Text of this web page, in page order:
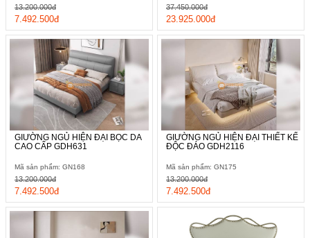
7.492.500đ
13.200.000đ
23.925.000đ
37.450.000đ
GIƯỜNG NGỦ HIỆN ĐẠI BỌC DA
CAO CẤP GDH631
Mã sản phẩm: GN168
7.492.500đ
13.200.000đ
GIƯỜNG NGỦ HIỆN ĐẠI THIẾT KẾ
ĐỘC ĐÁO GDH2116
Mã sản phẩm: GN175
7.492.500đ
13.200.000đ